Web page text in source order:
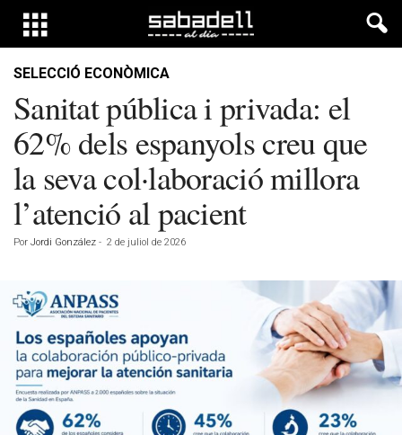
SELECCIÓ ECONÒMICA
Sanitat pública i privada: el
62% dels espanyols creu que
la seva col·laboració millora
l’atenció al pacient
Por Jordi González - 2 de juliol de 2026